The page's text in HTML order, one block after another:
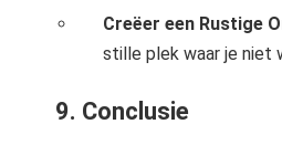
Creëer een Rustige
stille plek waar je niet
9. Conclusie